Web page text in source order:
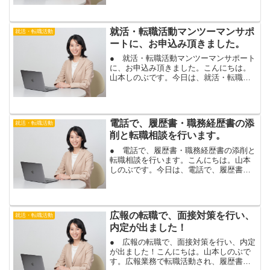
す。社内公募の書類では...
就活・転職活動
就活・転職活動マンツーマンサポ
ートに、お申込み頂きました。
● 就活・転職活動マンツーマンサポート
に、お申込み頂きました。こんにちは。
山本しのぶです。今日は、就活・転職活
など、応募書類の添削を...
就活・転職活動
電話で、履歴書・職務経歴書の添
削と転職相談を行います。
● 電話で、履歴書・職務経歴書の添削と
転職相談を行います。こんにちは。山本
しのぶです。今日は、電話で、履歴書・
す。関東以外にお住まい...
就活・転職活動
広報の転職で、面接対策を行い、
内定が出ました！
● 広報の転職で、面接対策を行い、内定
が出ました！こんにちは。山本しのぶで
す。広報業務で転職活動され、履歴書・